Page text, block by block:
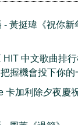
- 黃挺瑋《祝你新
HIT 中文歌曲排
握機會投下你的
卡加利除夕夜慶